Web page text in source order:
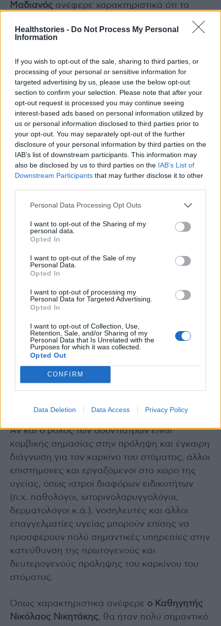
Healthstories - Do Not Process My Personal
Information
If you wish to opt-out of the sale, sharing to third parties, or
processing of your personal or sensitive information for
targeted advertising by us, please use the below opt-out
section to confirm your selection. Please note that after your
opt-out request is processed you may continue seeing
interest-based ads based on personal information utilized by
us or personal information disclosed to third parties prior to
your opt-out. You may separately opt-out of the further
disclosure of your personal information by third parties on the
IAB’s list of downstream participants. This information may
also be disclosed by us to third parties on the IAB’s List of
Downstream Participants that may further disclose it to other
Personal Data Processing Opt Outs
I want to opt-out of the Sharing of my
personal data.
Opted In
I want to opt-out of the Sale of my
Personal Data.
Opted In
I want to opt-out of processing my
Personal Data for Targeted Advertising.
Opted In
I want to opt-out of Collection, Use,
Retention, Sale, and/or Sharing of my
Personal Data that Is Unrelated with the
Purposes for which it was collected.
Opted Out
CONFIRM
Data Deletion Data Access Privacy Policy
Μαδιανός ανέφερε χαρακτηριστικά ότι τα
προγράμματα σπουδών της Οδοντιατρικής
ΕΚΠΑ σε προπτυχιακό και μεταπτυχιακό
διεθνείς επιταγές, δίνουν ιδιαίτερη έμφαση
στην πρόληψη και προσφέρουν όλες τις
απαραίτητες γνώσεις και δεξιότητες, αλλά και
καλλιεργούν τις κατάλληλες στάσεις και
συμπεριφορές, ώστε οι απόφοιτοί τους να
ανταποκρίνονται πλήρως στις προσδοκίες των
ασθενών τους και του ευρύτερου κοινωνικού
συνόλου.
Άλλωστε, η διατήρηση της στοματικής υγείας
και η πρόληψη των διαφόρων νοσημάτων του
στόματος, με χαρακτηριστικό παράδειγμα την
στην υγεία και την πρόληψη ποικίλων
συστηματικών νοσημάτων, όπως της
καρδιαγγειακής νόσου και του σακχαρώδους
διαβήτη.
Επιπλέον, ιδιαίτερα σημαντικός είναι και ο
ρόλος της δια βίου μάθησης των οδοντιάτρων,
στην οποία το Τμήμα Οδοντιατρικής ΕΚΠΑ,
όπως και το αντίστοιχο του ΑΠΘ, συμβάλλουν
ενεργά σε αγαστή συνεργασία με άλλους
φορείς, όπως την Ελληνική Οδοντιατρική
Ομοσπονδία, τους Οδοντιατρικούς Συλλόγους
και τις Επιστημονικές Εταιρείες, τονίζοντας
πάντα την ανάγκη της πρόληψης.
Αν και ο ρόλος των οδοντιάτρων είναι
κομβικής σημασίας στην πρόληψη και έγκαιρη
διάγνωση για τον καρκίνο του στόματος, άλλοι
επιστήμονες και εργαζόμενοι στο χώρο της
υγείας, όπως ιατροί διαφόρων ειδικοτήτων
(π.χ. παθολόγοι, ωτορινολαρυγγολόγοι,
δερματολόγοι κ.ά.), νοσηλευτές και άλλοι
επαγγελματίες υγείας μπορούν επίσης να
προσφέρουν πολύ σημαντικές υπηρεσίες στην
κατεύθυνση της πρωτογενούς και
δευτερογενούς πρόληψης του καρκίνου του
στόματος.
Όπως χαρακτηριστικά ανέφερε ο Καθηγητής
Νικόλαος Νικητάκης, θα ήταν πολύ σημαντικό